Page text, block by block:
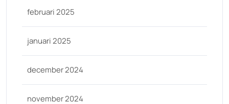
februari 2025
januari 2025
december 2024
november 2024